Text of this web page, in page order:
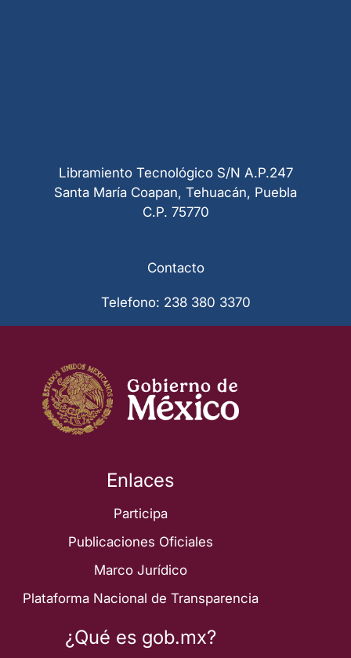
Libramiento Tecnológico S/N A.P.247
Santa María Coapan, Tehuacán, Puebla
C.P. 75770
Contacto
Telefono: 238 380 3370
Enlaces
Participa
Publicaciones Oficiales
Marco Jurídico
Plataforma Nacional de Transparencia
¿Qué es gob.mx?